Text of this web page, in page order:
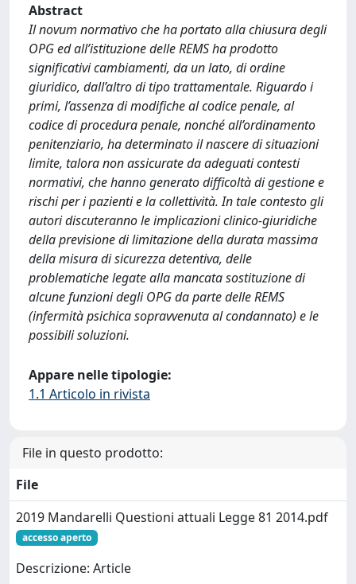
Abstract
Il novum normativo che ha portato alla chiusura degli
OPG ed all’istituzione delle REMS ha prodotto
significativi cambiamenti, da un lato, di ordine
giuridico, dall’altro di tipo trattamentale. Riguardo i
primi, l’assenza di modifiche al codice penale, al
codice di procedura penale, nonché all’ordinamento
penitenziario, ha determinato il nascere di situazioni
limite, talora non assicurate da adeguati contesti
normativi, che hanno generato difficoltà di gestione e
rischi per i pazienti e la collettività. In tale contesto gli
autori discuteranno le implicazioni clinico-giuridiche
della previsione di limitazione della durata massima
della misura di sicurezza detentiva, delle
problematiche legate alla mancata sostituzione di
alcune funzioni degli OPG da parte delle REMS
(infermità psichica sopravvenuta al condannato) e le
possibili soluzioni.
Appare nelle tipologie:
1.1 Articolo in rivista
File in questo prodotto:
File
2019 Mandarelli Questioni attuali Legge 81 2014.pdf
accesso aperto
Descrizione: Article